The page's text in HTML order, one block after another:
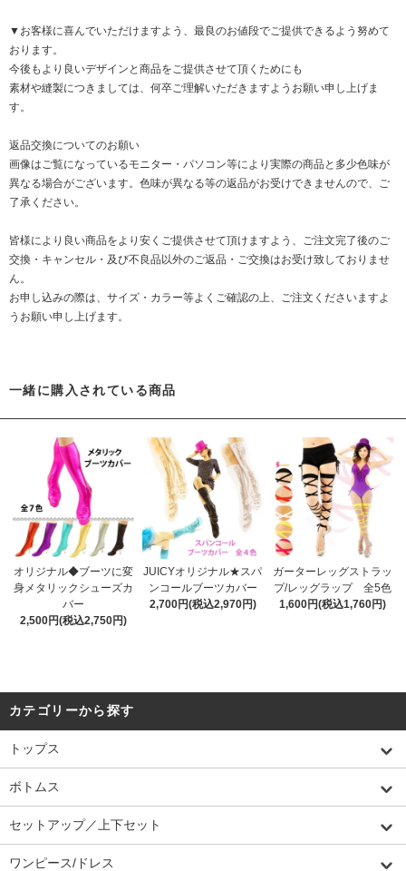
▼お客様に喜んでいただけますよう、最良のお値段でご提供できるよう努めて
おります。
今後もより良いデザインと商品をご提供させて頂くためにも
素材や縫製につきましては、何卒ご理解いただきますようお願い申し上げま
す。
返品交換についてのお願い
画像はご覧になっているモニター・パソコン等により実際の商品と多少色味が
異なる場合がございます。色味が異なる等の返品がお受けできませんので、ご
了承ください。
皆様により良い商品をより安くご提供させて頂けますよう、ご注文完了後のご
交換・キャンセル・及び不良品以外のご返品・ご交換はお受け致しておりませ
ん。
お申し込みの際は、サイズ・カラー等よくご確認の上、ご注文くださいますよ
うお願い申し上げます。
一緒に購入されている商品
オリジナル◆ブーツに変
身メタリックシューズカ
バー
2,500円(税込2,750円)
JUICYオリジナル★スパ
ンコールブーツカバー
2,700円(税込2,970円)
ガーターレッグストラッ
プ/レッグラップ 全5色
1,600円(税込1,760円)
カテゴリーから探す
トップス
ボトムス
セットアップ／上下セット
ワンピース/ドレス